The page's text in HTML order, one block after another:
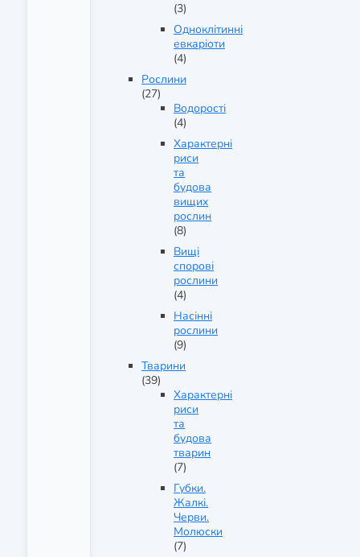
(3)
Одноклітинні
евкаріоти
(4)
Рослини
(27)
Водорості
(4)
Характерні
риси
та
будова
вищих
рослин
(8)
Вищі
спорові
рослини
(4)
Насінні
рослини
(9)
Тварини
(39)
Характерні
риси
та
будова
тварин
(7)
Губки.
Жалкі.
Черви.
Молюски
(7)